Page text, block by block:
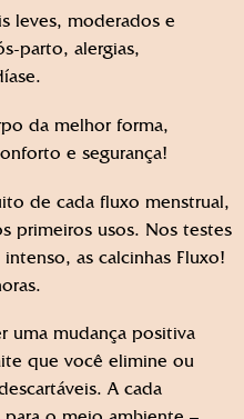
leves, moderados e
parto, alergias,
da melhor forma,
e segurança!
de cada fluxo menstrual,
primeiros usos. Nos testes
as calcinhas Fluxo!
uma mudança positiva
que você elimine ou
A cada